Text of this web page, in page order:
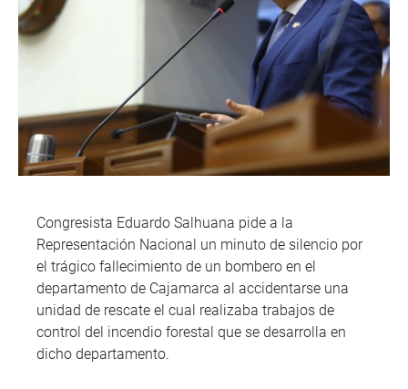
Congresista Eduardo Salhuana pide a la
Representación Nacional un minuto de silencio por
el trágico fallecimiento de un bombero en el
departamento de Cajamarca al accidentarse una
unidad de rescate el cual realizaba trabajos de
control del incendio forestal que se desarrolla en
dicho departamento.